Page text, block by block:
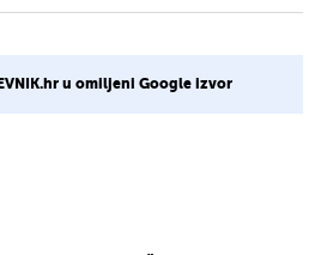
u omiljeni Google izvor